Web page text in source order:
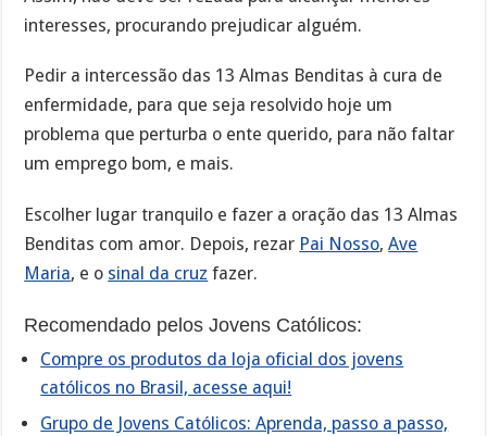
interesses, procurando prejudicar alguém.
Pedir a intercessão das 13 Almas Benditas à cura de
enfermidade, para que seja resolvido hoje um
problema que perturba o ente querido, para não faltar
um emprego bom, e mais.
Escolher lugar tranquilo e fazer a oração das 13 Almas
Benditas com amor. Depois, rezar Pai Nosso,Ave
Maria, e o sinal da cruz fazer.
Recomendado pelos Jovens Católicos:
Compre os produtos da loja oficial dos jovens
católicos no Brasil, acesse aqui!
Grupo de Jovens Católicos: Aprenda, passo a passo,